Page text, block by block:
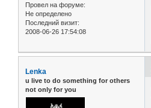
Провел на форуме:
Не определено
Последний визит:
2008-06-26 17:54:08
Lenka
u live to do something for others
not only for you